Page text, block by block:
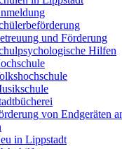
und Förderung
Hilfen
von Endgeräten
in Lippstadt